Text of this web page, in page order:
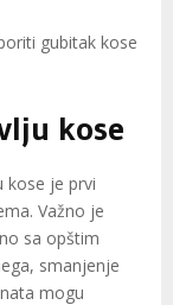
gubitak kose
kose
kose je prvi
Važno je
sa opštim
smanjenje
mogu